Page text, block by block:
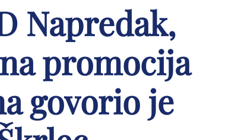
Napredak,
promocija
govorio je